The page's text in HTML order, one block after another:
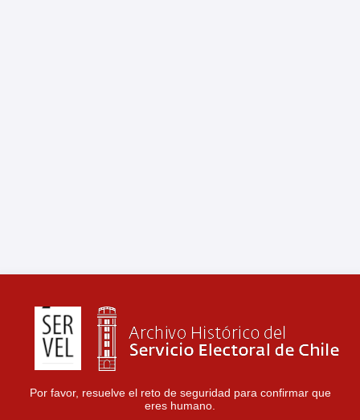
Por favor, resuelve el reto de seguridad para confirmar que
eres humano.